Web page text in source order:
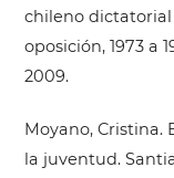
chileno dictatorial
oposición, 1973 a
2009.
Moyano, Cristina.
la juventud.